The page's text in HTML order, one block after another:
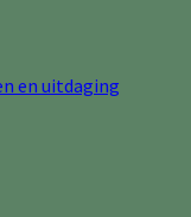
en uitdaging